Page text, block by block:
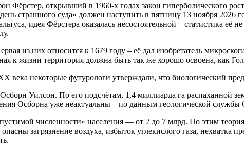
открывший в 1960-х годах закон гиперболического
страшного суда» должен наступить в пятницу 13 ноября 2026
идея Фёрстера оказалась несостоятельной – статистика её
из них относится к 1679 году – её дал изобретатель
к жизни территория должна быть так же хорошо освоена, как
некоторые футурологи утверждали, что биологический
Уилсон. По его подсчётам, 1,4 миллиарда га распаханной
Осборна уже неактуальны – по данным геологической
численности» населения — от 2 до 7 млрд. По этим
загрязнение воздуха, избыток углекислого газа, нехватка